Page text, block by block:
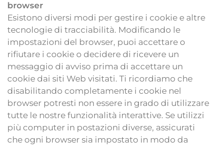
browser
Esistono diversi modi per gestire i cookie e altre
tecnologie di tracciabilità. Modificando le
impostazioni del browser, puoi accettare o
rifiutare i cookie o decidere di ricevere un
messaggio di avviso prima di accettare un
cookie dai siti Web visitati. Ti ricordiamo che
disabilitando completamente i cookie nel
browser potresti non essere in grado di utilizzare
tutte le nostre funzionalità interattive. Se utilizzi
più computer in postazioni diverse, assicurati
che ogni browser sia impostato in modo da